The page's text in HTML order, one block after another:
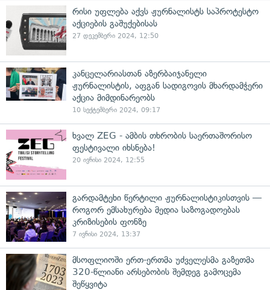
რისი უფლება აქვს ჟურნალისტს საპროტესტო
აქციების გაშუქებისას
27 დეკემბერი 2024, 12:50
კანცელარიასთან აზერბაიჯანელი
ჟურნალისტის, აფგან სადიგოვის მხარდამჭერი
აქცია მიმდინარეობს
10 სექტემბერი 2024, 09:17
ხვალ ZEG - ამბის თხრობის საერთაშორისო
ფესტივალი იხსნება!
20 ივნისი 2024, 12:55
გარდამტეხი წერტილი ჟურნალისტიკისთვის —
როგორ ემსახურება მედია საზოგადოებას
კრიზისების ფონზე
7 ივნისი 2024, 13:37
მსოფლიოში ერთ-ერთმა უძველესმა გაზეთმა
320-წლიანი არსებობის შემდეგ გამოცემა
შეწყვიტა